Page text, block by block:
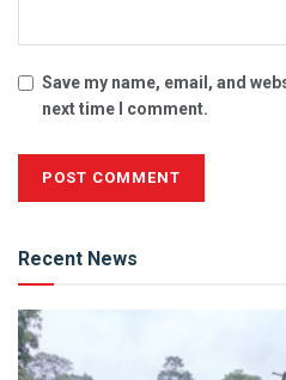
Save my name, email, and
next time I comment.
Recent News